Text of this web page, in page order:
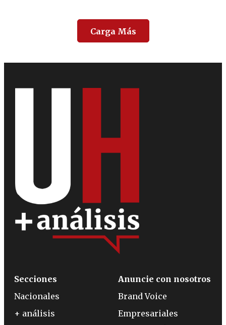
Carga Más
Secciones
Nacionales
+ análisis
Anuncie con nosotros
Brand Voice
Empresariales